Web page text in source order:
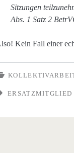
Sitzungen
Abs. 1 Satz 2
Kein Fall einer
ERSATZMITGLIED